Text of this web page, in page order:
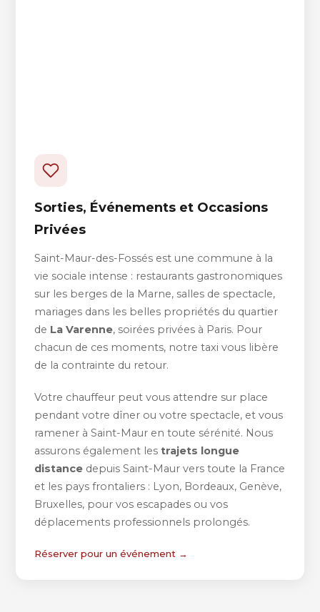
Sorties, Événements et Occasions
Privées
Saint-Maur-des-Fossés est une commune à la
vie sociale intense : restaurants gastronomiques
sur les berges de la Marne, salles de spectacle,
mariages dans les belles propriétés du quartier
de La Varenne, soirées privées à Paris. Pour
chacun de ces moments, notre taxi vous libère
de la contrainte du retour.
Votre chauffeur peut vous attendre sur place
pendant votre dîner ou votre spectacle, et vous
ramener à Saint-Maur en toute sérénité. Nous
assurons également les trajets longue
distance depuis Saint-Maur vers toute la France
et les pays frontaliers : Lyon, Bordeaux, Genève,
Bruxelles, pour vos escapades ou vos
déplacements professionnels prolongés.
Réserver pour un événement →